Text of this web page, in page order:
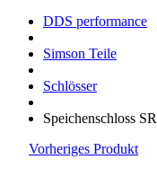
DDS performance
Simson Teile
Schlösser
Speichenschloss
Vorheriges Produkt